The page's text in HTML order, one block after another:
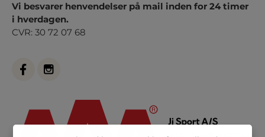
Vi besvarer henvendelser på mail inden for 24 timer
i hverdagen.
CVR: 30 72 07 68